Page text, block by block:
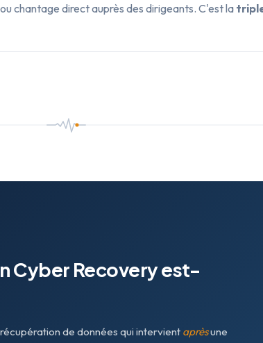
chantage direct auprès des dirigeants. C'est la
Cyber Recovery est-
de données qui intervient aprèsune